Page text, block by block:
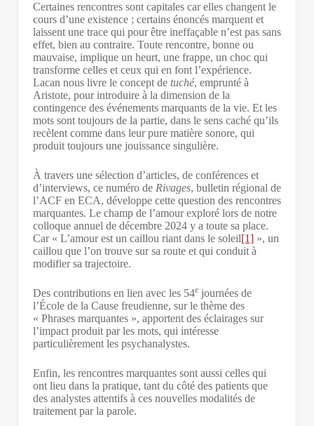
Certaines rencontres sont capitales car elles changent le
cours d’une existence ; certains énoncés marquent et
laissent une trace qui pour être ineffaçable n’est pas sans
effet, bien au contraire. Toute rencontre, bonne ou
mauvaise, implique un heurt, une frappe, un choc qui
transforme celles et ceux qui en font l’expérience.
Lacan nous livre le concept de tuché, emprunté à
Aristote, pour introduire à la dimension de la
contingence des événements marquants de la vie. Et les
mots sont toujours de la partie, dans le sens caché qu’ils
recèlent comme dans leur pure matière sonore, qui
produit toujours une jouissance singulière.
À travers une sélection d’articles, de conférences et
d’interviews, ce numéro de Rivages, bulletin régional de
l’ACF en ECA, développe cette question des rencontres
marquantes. Le champ de l’amour exploré lors de notre
colloque annuel de décembre 2024 y a toute sa place.
Car « L’amour est un caillou riant dans le soleil[1]», un
caillou que l’on trouve sur sa route et qui conduit à
modifier sa trajectoire.
Des contributions en lien avec les 54ejournées de
l’École de la Cause freudienne, sur le thème des
« Phrases marquantes », apportent des éclairages sur
l’impact produit par les mots, qui intéresse
particulièrement les psychanalystes.
Enfin, les rencontres marquantes sont aussi celles qui
ont lieu dans la pratique, tant du côté des patients que
des analystes attentifs à ces nouvelles modalités de
traitement par la parole.